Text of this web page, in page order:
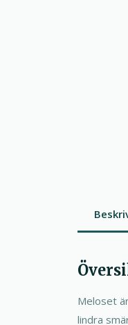
Meloset
lindra